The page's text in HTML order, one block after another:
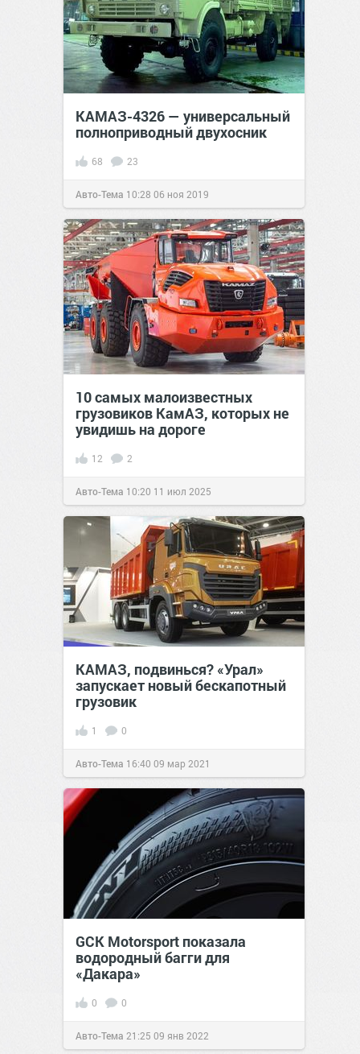
КАМАЗ-4326 — универсальный
полноприводный двухосник
68 23
Авто-Тема 10:28 06 ноя 2019
10 самых малоизвестных
грузовиков КамАЗ, которых не
увидишь на дороге
12 2
Авто-Тема 10:20 11 июл 2025
КАМАЗ, подвинься? «Урал»
запускает новый бескапотный
грузовик
1 0
Авто-Тема 16:40 09 мар 2021
GCK Motorsport показала
водородный багги для
«Дакара»
0 0
Авто-Тема 21:25 09 янв 2022